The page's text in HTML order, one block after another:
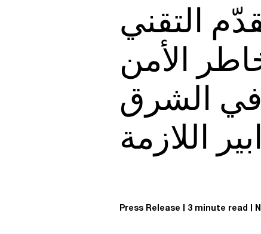
التقني
الأمن
في الشرق
اللازمة
Press Release 3 minute read